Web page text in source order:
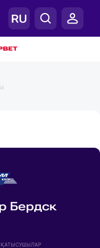
Бердск
ҚАТЫСУШЫЛАР